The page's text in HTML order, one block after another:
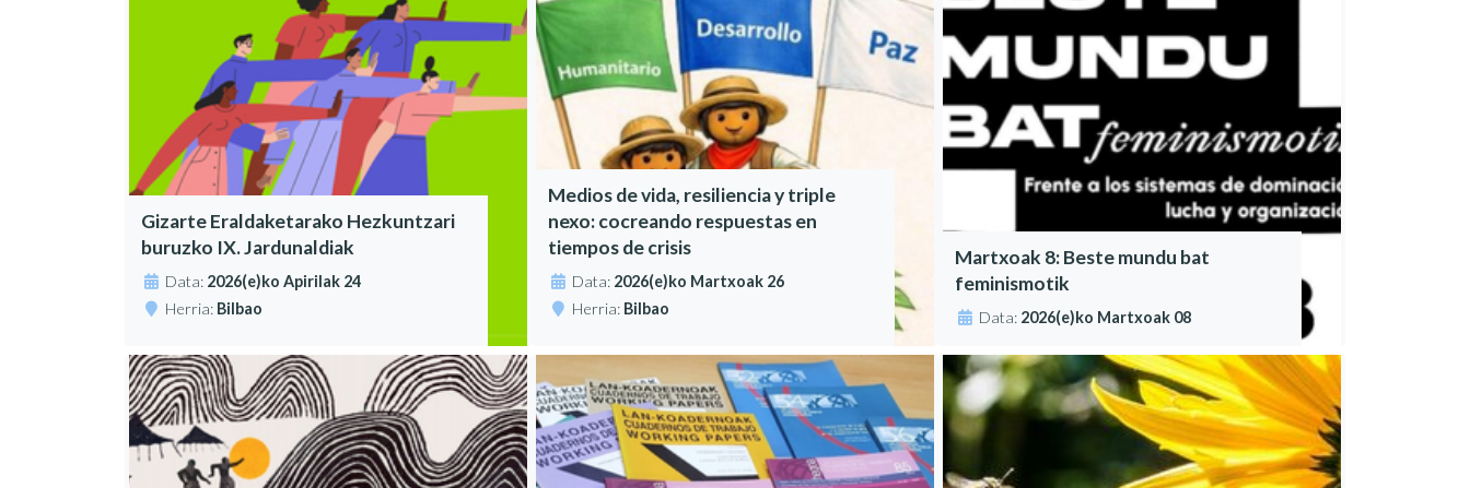
Gizarte Eraldaketarako Hezkuntzari
buruzko IX. Jardunaldiak
Data: 2026(e)ko Apirilak 24
Herria: Bilbao
Medios de vida, resiliencia y triple
nexo: cocreando respuestas en
tiempos de crisis
Data: 2026(e)ko Martxoak 26
Herria: Bilbao
Martxoak 8: Beste mundu bat
feminismotik
Data: 2026(e)ko Martxoak 08